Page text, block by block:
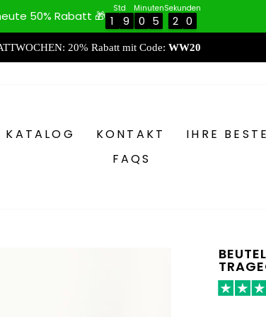
50% Rabatt 🎁
Std
11 9
9
Minuten
0
0 5
5
Sekunden
1
1 8
9
9
20% Rabatt mit Code: WW20
KATALOG KONTAKT
IHRE
FAQS